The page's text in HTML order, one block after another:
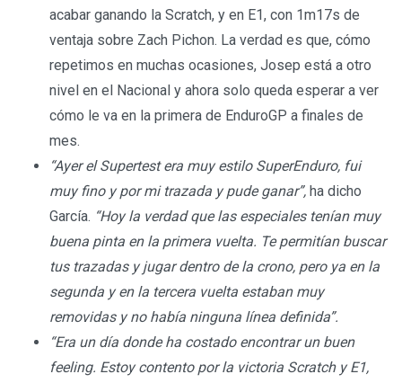
acabar ganando la Scratch, y en E1, con 1m17s de
ventaja sobre Zach Pichon. La verdad es que, cómo
repetimos en muchas ocasiones, Josep está a otro
nivel en el Nacional y ahora solo queda esperar a ver
cómo le va en la primera de EnduroGP a finales de
mes.
“Ayer el Supertest era muy estilo SuperEnduro, fui
muy fino y por mi trazada y pude ganar”, ha dicho
García. “Hoy la verdad que las especiales tenían muy
buena pinta en la primera vuelta. Te permitían buscar
tus trazadas y jugar dentro de la crono, pero ya en la
segunda y en la tercera vuelta estaban muy
removidas y no había ninguna línea definida”.
“Era un día donde ha costado encontrar un buen
feeling. Estoy contento por la victoria Scratch y E1,